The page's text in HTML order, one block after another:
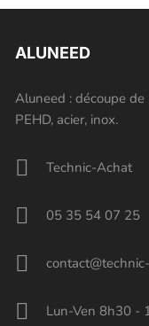
ALUNEED
Aluneed : découpe
PEHD, acier, inox.
Technic-Achat
05 35 54 07 25
Lun-Ven 8h30 -